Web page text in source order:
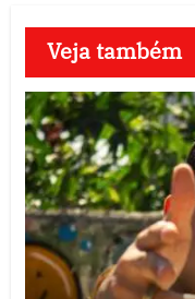
Veja também